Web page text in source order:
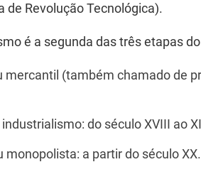
de Revolução Tecnológica).
é a segunda das três etapas
(também chamado de
do século XVIII ao
a partir do século XX.